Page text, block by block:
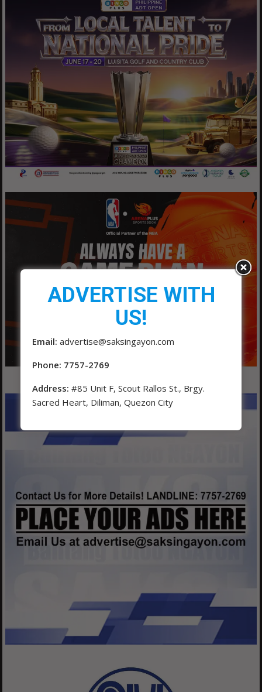
ADVERTISE WITH
US!
Email: advertise@saksingayon.com
Phone: 7757-2769
Address: #85 Unit F, Scout Rallos St., Brgy.
Sacred Heart, Diliman, Quezon City